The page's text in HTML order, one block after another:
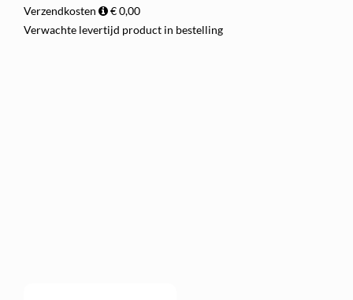
Verzendkosten
€ 0,00
Verwachte levertijd product in bestelling